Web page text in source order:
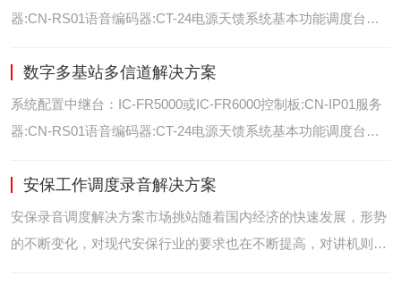
器:CN-RS01语音编码器:CT-24电源天馈系统基本功能调度台录
通过IP网络互联，通过成熟可靠的网络技术，艾可慕数字通讯将
延伸到世界的每一个角落。
数字多基站多信道解决方案
系统配置中继台：IC-FR5000或IC-FR6000控制板:CN-IP01服务
器:CN-RS01语音编码器:CT-24电源天馈系统基本功能调度台录
之间通过IP网络互联，通过成熟可靠的网络技术，艾可慕数字通
讯将延伸到世界的每一个角
安保工作调度录音解决方案
安保录音调度解决方案市场挑站随着国内经济的快速发展，形势
的不断变化，对现代安保行业的要求也在不断提高，对讲机则是